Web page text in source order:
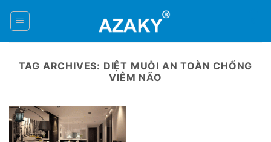
TAG ARCHIVES: DIỆT MUỖI AN TOÀN CHỐNG
VIÊM NÃO